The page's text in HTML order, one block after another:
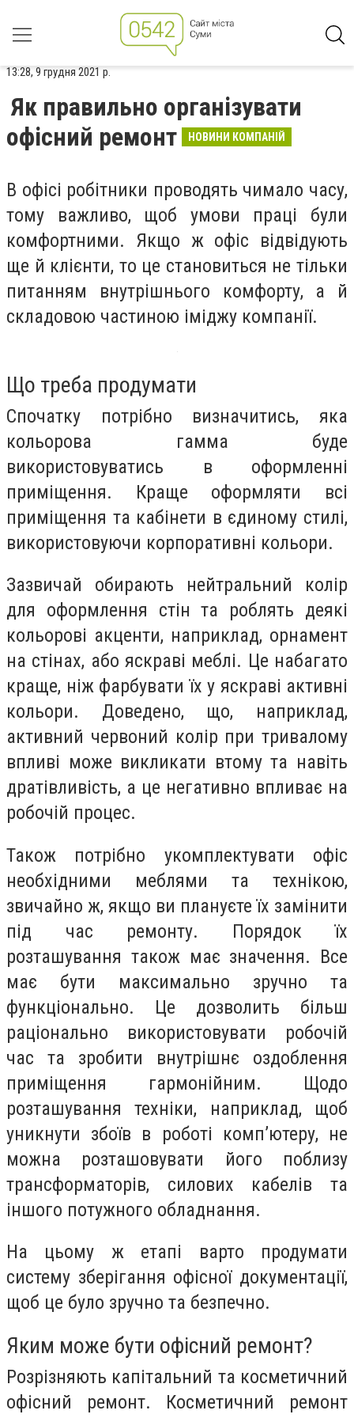
13:28, 9 грудня 2021 р.
Як правильно організувати
офісний ремонт
НОВИНИ КОМПАНІЙ
В офісі робітники проводять чимало часу,
тому важливо, щоб умови праці були
комфортними. Якщо ж офіс відвідують
ще й клієнти, то це становиться не тільки
питанням внутрішнього комфорту, а й
складовою частиною іміджу компанії.
Що треба продумати
Спочатку потрібно визначитись, яка
кольорова гамма буде
використовуватись в оформленні
приміщення. Краще оформляти всі
приміщення та кабінети в єдиному стилі,
використовуючи корпоративні кольори.
Зазвичай обирають нейтральний колір
для оформлення стін та роблять деякі
кольорові акценти, наприклад, орнамент
на стінах, або яскраві меблі. Це набагато
краще, ніж фарбувати їх у яскраві активні
кольори. Доведено, що, наприклад,
активний червоний колір при тривалому
впливі може викликати втому та навіть
дратівливість, а це негативно впливає на
робочій процес.
Також потрібно укомплектувати офіс
необхідними меблями та технікою,
звичайно ж, якщо ви плануєте їх замінити
під час ремонту. Порядок їх
розташування також має значення. Все
має бути максимально зручно та
функціонально. Це дозволить більш
раціонально використовувати робочій
час та зробити внутрішнє оздоблення
приміщення гармонійним. Щодо
розташування техніки, наприклад, щоб
уникнути збоїв в роботі комп’ютеру, не
можна розташовувати його поблизу
трансформаторів, силових кабелів та
іншого потужного обладнання.
На цьому ж етапі варто продумати
систему зберігання офісної документації,
щоб це було зручно та безпечно.
Яким може бути офісний ремонт?
Розрізняють капітальний та косметичний
офісний ремонт. Косметичний ремонт